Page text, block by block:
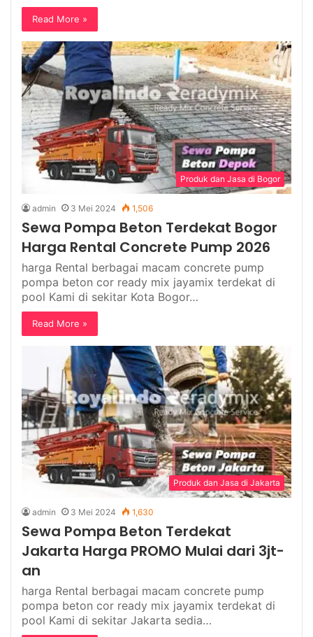
Read More »
Produk dan Jasa di Bogor
admin 3 Mei 2024 1,506
Sewa Pompa Beton Terdekat Bogor
Harga Rental Concrete Pump 2026
harga Rental berbagai macam concrete pump
pompa beton cor ready mix jayamix terdekat di
pool Kami di sekitar Kota Bogor…
Read More »
Produk dan Jasa di Jakarta
admin 3 Mei 2024 1,630
Sewa Pompa Beton Terdekat
Jakarta Harga PROMO Mulai dari 3jt-
an
harga Rental berbagai macam concrete pump
pompa beton cor ready mix jayamix terdekat di
pool Kami di sekitar Jakarta sedia…